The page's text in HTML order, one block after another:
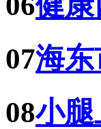
07海
08小